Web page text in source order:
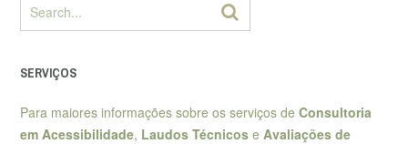
SERVIÇOS
Para maiores informações sobre os serviços de Consultoria
em Acessibilidade, Laudos Técnicos e Avaliações de